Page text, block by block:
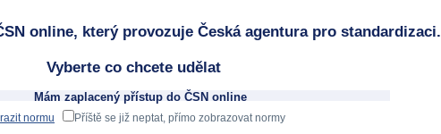
online, který provozuje Česká agentura pro standardizaci.
Vyberte co chcete udělat
Mám zaplacený přístup do ČSN online
normu Příště se již neptat, přímo zobrazovat normy